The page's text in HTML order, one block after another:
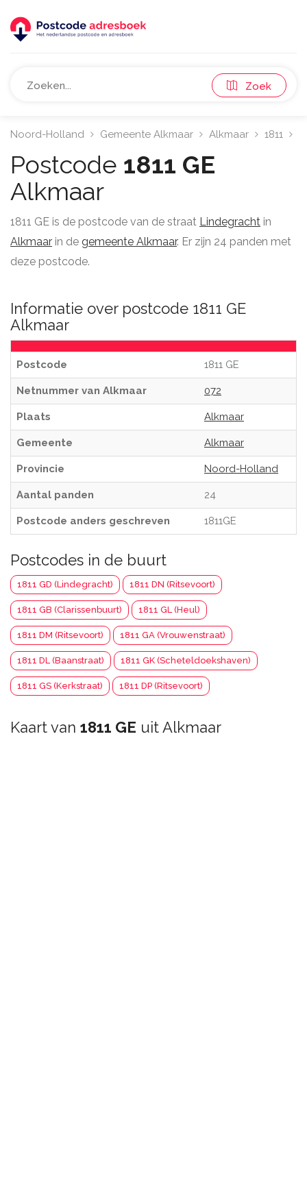
Zoek
Noord-Holland Gemeente Alkmaar Alkmaar 1811
Postcode 1811 GE
Alkmaar
1811 GE is de postcode van de straat Lindegracht in
Alkmaar in de gemeente Alkmaar. Er zijn 24 panden met
deze postcode.
Informatie over postcode 1811 GE
Alkmaar
Postcode 1811 GE
Netnummer van Alkmaar 072
Plaats Alkmaar
Gemeente Alkmaar
Provincie Noord-Holland
Aantal panden 24
Postcode anders geschreven 1811GE
Postcodes in de buurt
1811 GD (Lindegracht) 1811 DN (Ritsevoort)
1811 GB (Clarissenbuurt) 1811 GL (Heul)
1811 DM (Ritsevoort) 1811 GA (Vrouwenstraat)
1811 DL (Baanstraat) 1811 GK (Scheteldoekshaven)
1811 GS (Kerkstraat) 1811 DP (Ritsevoort)
Kaart van 1811 GE uit Alkmaar